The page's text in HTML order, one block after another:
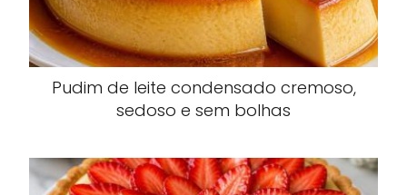
Pudim de leite condensado cremoso,
sedoso e sem bolhas